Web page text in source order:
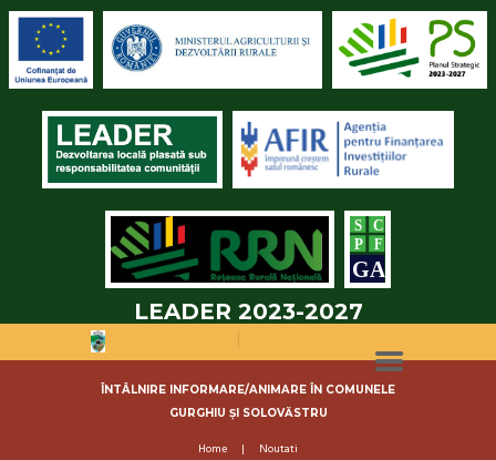
LEADER 2023-2027
ÎNTÂLNIRE INFORMARE/ANIMARE ÎN COMUNELE
GURGHIU ȘI SOLOVĂSTRU
Home Noutati